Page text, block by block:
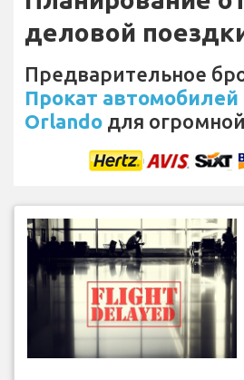
деловой
Предварительное
Прокат
Orlando для